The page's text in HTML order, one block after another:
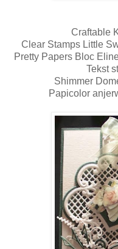
Craftable
Clear Stamps Little
Pretty Papers Bloc
Tekst
Shimmer
Papicolor